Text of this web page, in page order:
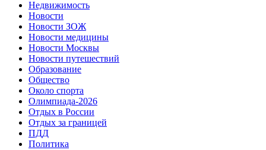
Недвижимость
Новости
Новости ЗОЖ
Новости медицины
Новости Москвы
Новости путешествий
Образование
Общество
Около спорта
Олимпиада-2026
Отдых в России
Отдых за границей
ПДД
Политика